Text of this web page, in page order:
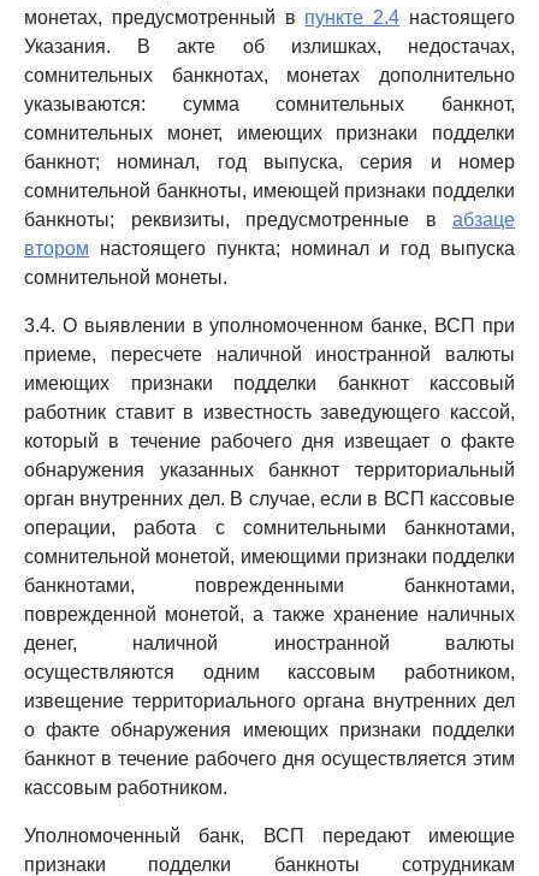
монетах, предусмотренный в пункте 2.4 настоящего
Указания. В акте об излишках, недостачах,
сомнительных банкнотах, монетах дополнительно
указываются: сумма сомнительных банкнот,
сомнительных монет, имеющих признаки подделки
банкнот; номинал, год выпуска, серия и номер
сомнительной банкноты, имеющей признаки подделки
банкноты; реквизиты, предусмотренные в абзаце
втором настоящего пункта; номинал и год выпуска
сомнительной монеты.
3.4. О выявлении в уполномоченном банке, ВСП при
приеме, пересчете наличной иностранной валюты
имеющих признаки подделки банкнот кассовый
работник ставит в известность заведующего кассой,
который в течение рабочего дня извещает о факте
обнаружения указанных банкнот территориальный
орган внутренних дел. В случае, если в ВСП кассовые
операции, работа с сомнительными банкнотами,
сомнительной монетой, имеющими признаки подделки
банкнотами, поврежденными банкнотами,
поврежденной монетой, а также хранение наличных
денег, наличной иностранной валюты
осуществляются одним кассовым работником,
извещение территориального органа внутренних дел
о факте обнаружения имеющих признаки подделки
банкнот в течение рабочего дня осуществляется этим
кассовым работником.
Уполномоченный банк, ВСП передают имеющие
признаки подделки банкноты сотрудникам